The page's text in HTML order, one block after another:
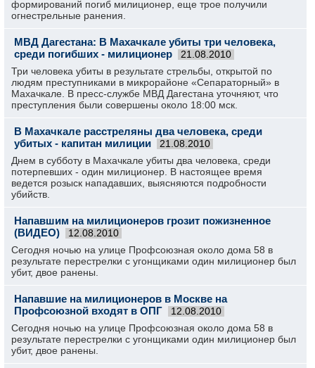
формирований погиб милиционер, еще трое получили
огнестрельные ранения.
МВД Дагестана: В Махачкале убиты три человека,
среди погибших - милиционер
21.08.2010
Три человека убиты в результате стрельбы, открытой по
людям преступниками в микрорайоне «Сепараторный» в
Махачкале. В пресс-службе МВД Дагестана уточняют, что
преступления были совершены около 18:00 мск.
В Махачкале расстреляны два человека, среди
убитых - капитан милиции
21.08.2010
Днем в субботу в Махачкале убиты два человека, среди
потерпевших - один милиционер. В настоящее время
ведется розыск нападавших, выясняются подробности
убийств.
Напавшим на милиционеров грозит пожизненное
(ВИДЕО)
12.08.2010
Сегодня ночью на улице Профсоюзная около дома 58 в
результате перестрелки с угонщиками один милиционер был
убит, двое ранены.
Напавшие на милиционеров в Москве на
Профсоюзной входят в ОПГ
12.08.2010
Сегодня ночью на улице Профсоюзная около дома 58 в
результате перестрелки с угонщиками один милиционер был
убит, двое ранены.